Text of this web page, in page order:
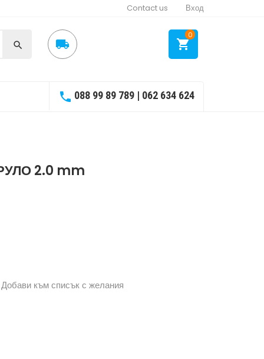
Вход
Contact us
  
0
 088 99 89 789 | 062 634 624
2.0 mm
Добави към списък с желания